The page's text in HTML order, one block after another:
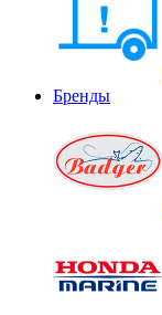
Бренды